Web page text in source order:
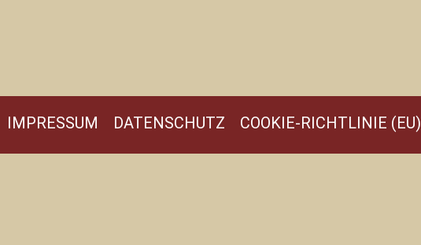
IMPRESSUM DATENSCHUTZ COOKIE-RICHTLINIE (EU)